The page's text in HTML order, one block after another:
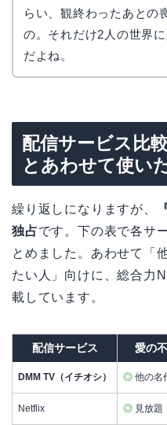
らい、観終わったあとの
の。それだけ2人の世界
だよね。
配信サービス比
とあわせて使い
繰り返しになりますが、
独占です。下の表で各サ
とめました。あわせて「
たい人」向けに、総合力
載しています。
配信サービス 愛の
DMM TV（イチオシ） ◎ 他の名
Netflix ◎ 見放題